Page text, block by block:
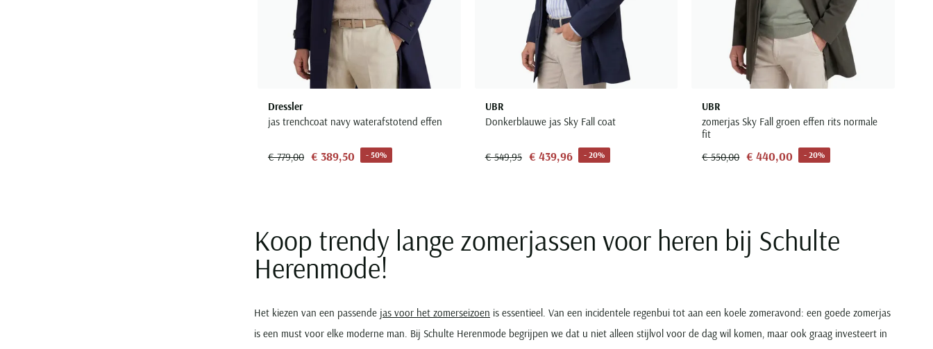
Dressler
jas trenchcoat navy waterafstotend effen
€ 779,00 € 389,50 - 50%
UBR
Donkerblauwe jas Sky Fall coat
€ 549,95 € 439,96 - 20%
UBR
zomerjas Sky Fall groen effen rits normale
fit
€ 550,00 € 440,00 - 20%
Koop trendy lange zomerjassen voor heren bij Schulte
Herenmode!
Het kiezen van een passende jas voor het zomerseizoen is essentieel. Van een incidentele regenbui tot aan een koele zomeravond: een goede zomerjas
is een must voor elke moderne man. Bij Schulte Herenmode begrijpen we dat u niet alleen stijlvol voor de dag wil komen, maar ook graag investeert in